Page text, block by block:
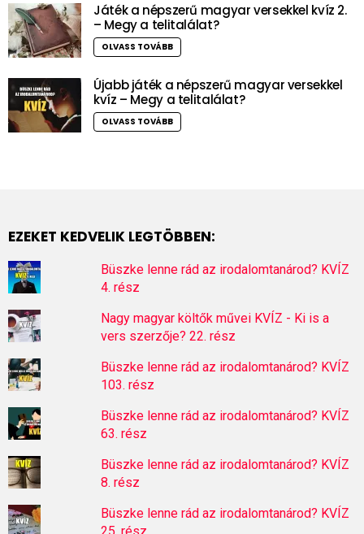
Játék a népszerű magyar versekkel kvíz 2.
– Megy a telitalálat?
OLVASS TOVÁBB
Újabb játék a népszerű magyar versekkel
kvíz – Megy a telitalálat?
OLVASS TOVÁBB
EZEKET KEDVELIK LEGTÖBBEN:
Büszke lenne rád az irodalomtanárod? KVÍZ
4. rész
Nagy magyar költők művei KVÍZ - Ki is a
vers szerzője? 22. rész
Büszke lenne rád az irodalomtanárod? KVÍZ
103. rész
Büszke lenne rád az irodalomtanárod? KVÍZ
63. rész
Büszke lenne rád az irodalomtanárod? KVÍZ
8. rész
Büszke lenne rád az irodalomtanárod? KVÍZ